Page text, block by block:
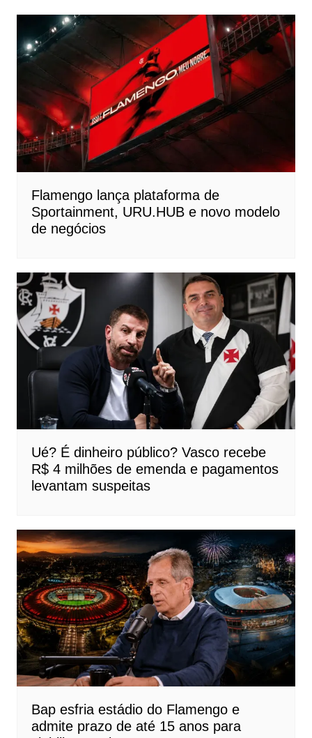
Flamengo lança plataforma de
Sportainment, URU.HUB e novo modelo
de negócios
Ué? É dinheiro público? Vasco recebe
R$ 4 milhões de emenda e pagamentos
levantam suspeitas
Bap esfria estádio do Flamengo e
admite prazo de até 15 anos para